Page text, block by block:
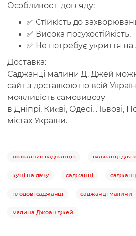
Особливості догляду:
✅ Стійкість до
✅ Висока посухостійкість.
✅ Не потребує укриття на
Доставка:
Саджанці малини Д. Джей
сайт з доставкою по всій
можливість самовивозу
в Дніпрі, Києві, Одесі, Львові,
містах України.
розсадник саджанців саджанці для
кущі на дачу саджанці
плодові саджанці саджанці малини
малина Джоан джей